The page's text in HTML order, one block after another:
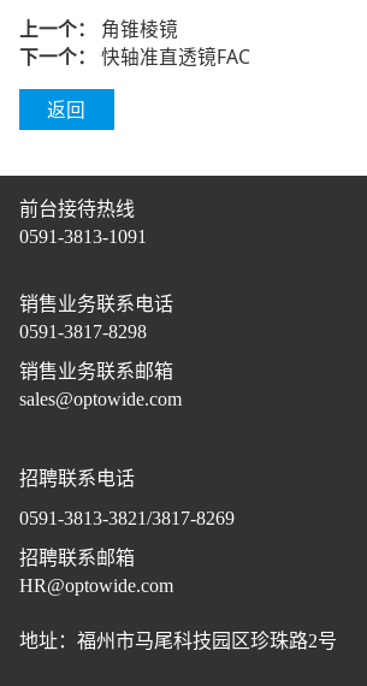
上一个： 角锥棱镜
下一个： 快轴准直透镜FAC
返回
前台接待热线
0591-3813-1091
销售业务联系电话
0591-3817-8298
销售业务联系邮箱
sales@optowide.com
招聘联系电话
0591-3813-3821/3817-8269
招聘联系邮箱
HR@optowide.com
地址：福州市马尾科技园区珍珠路2号